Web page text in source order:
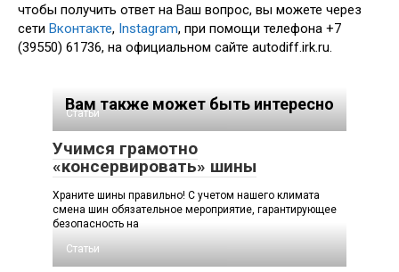
чтобы получить ответ на Ваш вопрос, вы можете через
сети Вконтакте, Instagram, при помощи телефона +7
(39550) 61736, на официальном сайте autodiff.irk.ru.
Вам также может быть интересно
Статьи
Учимся грамотно
«консервировать» шины
Храните шины правильно! С учетом нашего климата
смена шин обязательное мероприятие, гарантирующее
безопасность на
Статьи